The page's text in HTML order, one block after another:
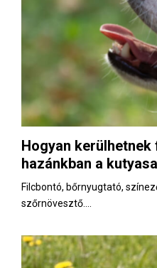
Hogyan
hazánkban a
Filcbontó, bőrnyugtató,
szőrnövesztő....